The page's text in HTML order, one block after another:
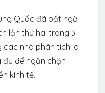
Quốc đã bất ngờ
lần thứ hai trong 3
các nhà phân tích lo
đủ để ngăn chặn
kinh tế.